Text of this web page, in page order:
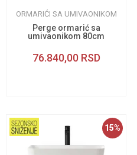
ORMARIĆI SA UMIVAONIKOM
Perge ormarić sa
umivaonikom 80cm
76.840,00 RSD
15%